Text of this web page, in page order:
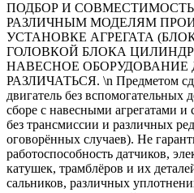
ПОДБОР И
РАЗЛИЧНЫМ МОДЕЛЯМ
УСТАНОВКЕ АГРЕГАТА
ГОЛОВКОЙ БЛОКА
НАВЕСНОЕ ОБОРУДОВАНИЕ
РАЗЛИЧАТЬСЯ. \n Предметом
двигатель без вспомогательных
сборе с навесными агрегатами и
без трансмиссии и различных
оговорённых случаев). Не
работоспособность датчиков,
катушек, трамблёров и их
сальников, различных